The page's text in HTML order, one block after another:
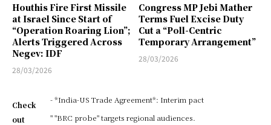
Houthis Fire First Missile
at Israel Since Start of
“Operation Roaring Lion”;
Alerts Triggered Across
Negev: IDF
28/03/2026
Congress MP Jebi Mather
Terms Fuel Excise Duty
Cut a “Poll-Centric
Temporary Arrangement”
28/03/2026
Check
out
- *India-US Trade Agreement*: Interim pact
" "BRC probe" targets regional audiences.